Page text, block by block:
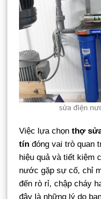
sửa điện
Việc lựa chọn thợ
tín đóng vai trò quan
hiệu quả và tiết kiệm
nước gặp sự cố, chỉ
đến rò rỉ, chập cháy
đây là những lý do